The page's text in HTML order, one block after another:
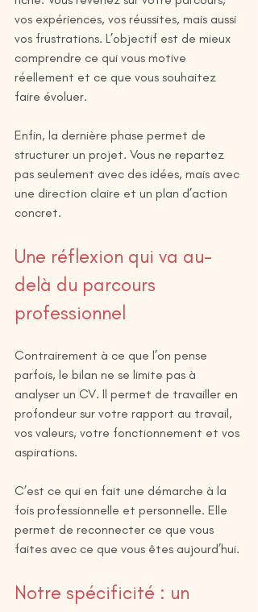
vos expériences, vos réussites, mais aussi
vos frustrations. L’objectif est de mieux
comprendre ce qui vous motive
réellement et ce que vous souhaitez
faire évoluer.
Enfin, la dernière phase permet de
structurer un projet. Vous ne repartez
pas seulement avec des idées, mais avec
une direction claire et un plan d’action
concret.
Une réflexion qui va au-
delà du parcours
professionnel
Contrairement à ce que l’on pense
parfois, le bilan ne se limite pas à
analyser un CV. Il permet de travailler en
profondeur sur votre rapport au travail,
vos valeurs, votre fonctionnement et vos
aspirations.
C’est ce qui en fait une démarche à la
fois professionnelle et personnelle. Elle
permet de reconnecter ce que vous
faites avec ce que vous êtes aujourd’hui.
Notre spécificité : un